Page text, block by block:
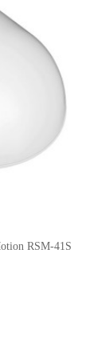
RSM-41S